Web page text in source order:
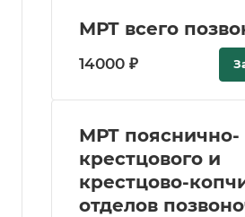
МРТ всего
14000 ₽
МРТ пояснично-
крестцового и
крестцово-
отделов